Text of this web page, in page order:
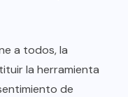
a todos, la
la herramienta
de